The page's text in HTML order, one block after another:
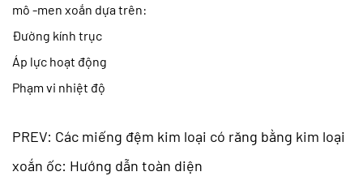
mô -men xoắn dựa trên:
Đường kính trục
Áp lực hoạt động
Phạm vi nhiệt độ
PREV: Các miếng đệm kim loại có răng bằng kim loại
xoắn ốc: Hướng dẫn toàn diện